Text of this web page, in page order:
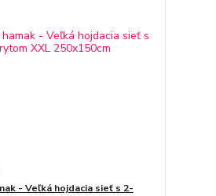
- Veľká hojdacia sieť s 2-